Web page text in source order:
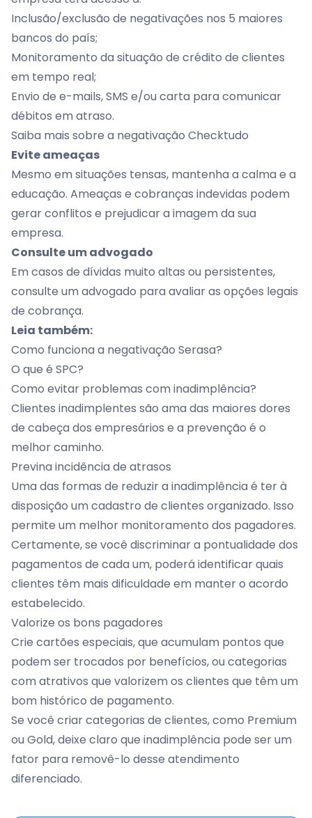
Inclusão/exclusão de negativações nos 5 maiores
bancos do país;
Monitoramento da situação de crédito de clientes
em tempo real;
Envio de e-mails, SMS e/ou carta para comunicar
débitos em atraso.
Saiba mais sobre a negativação Checktudo
Evite ameaças
Mesmo em situações tensas, mantenha a calma e a
educação. Ameaças e cobranças indevidas podem
gerar conflitos e prejudicar a imagem da sua
empresa.
Consulte um advogado
Em casos de dívidas muito altas ou persistentes,
consulte um advogado para avaliar as opções legais
de cobrança.
Leia também:
Como funciona a negativação Serasa?
O que é SPC?
Como evitar problemas com inadimplência?
Clientes inadimplentes são ama das maiores dores
de cabeça dos empresários e a prevenção é o
melhor caminho.
Previna incidência de atrasos
Uma das formas de reduzir a inadimplência é ter à
disposição um cadastro de clientes organizado. Isso
permite um melhor monitoramento dos pagadores.
Certamente, se você discriminar a pontualidade dos
pagamentos de cada um, poderá identificar quais
clientes têm mais dificuldade em manter o acordo
estabelecido.
Valorize os bons pagadores
Crie cartões especiais, que acumulam pontos que
podem ser trocados por benefícios, ou categorias
com atrativos que valorizem os clientes que têm um
bom histórico de pagamento.
Se você criar categorias de clientes, como Premium
ou Gold, deixe claro que inadimplência pode ser um
fator para removê-lo desse atendimento
diferenciado.